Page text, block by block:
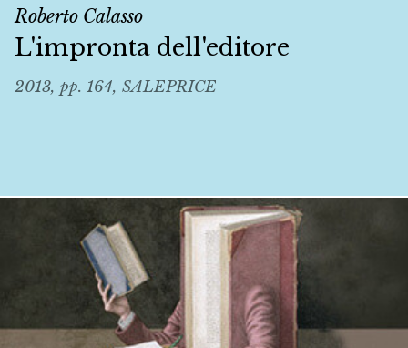
Roberto Calasso
L'impronta dell'editore
2013, pp. 164, SALEPRICE